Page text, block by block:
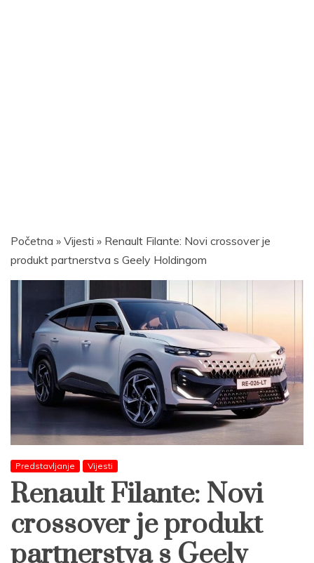
Početna » Vijesti » Renault Filante: Novi crossover je
produkt partnerstva s Geely Holdingom
Predstavljanje Vijesti
Renault Filante: Novi
crossover je produkt
partnerstva s Geely